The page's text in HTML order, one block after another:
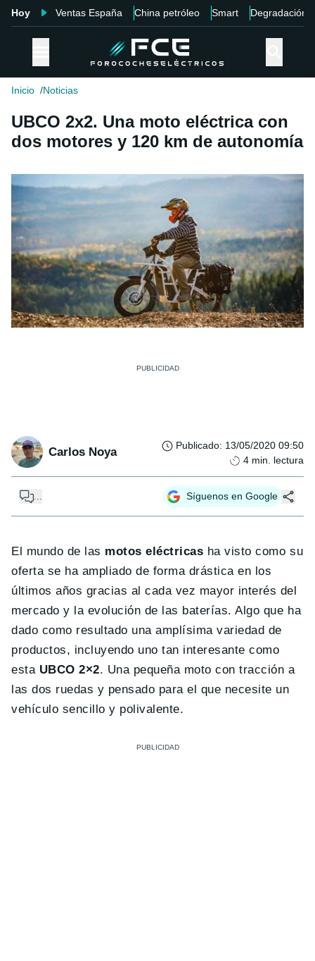
Hoy Ventas España China petróleo Smart Degradación
Inicio Noticias
UBCO 2x2. Una moto eléctrica con
dos motores y 120 km de autonomía
Carlos Noya Publicado: 13/05/2020 09:50
4 min. lectura
... Síguenos en Google
El mundo de las motos eléctricas ha visto como su
oferta se ha ampliado de forma drástica en los
últimos años gracias al cada vez mayor interés del
mercado y la evolución de las baterías. Algo que ha
dado como resultado una amplísima variedad de
productos, incluyendo uno tan interesante como
esta UBCO 2×2. Una pequeña moto con tracción a
las dos ruedas y pensado para el que necesite un
vehículo sencillo y polivalente.